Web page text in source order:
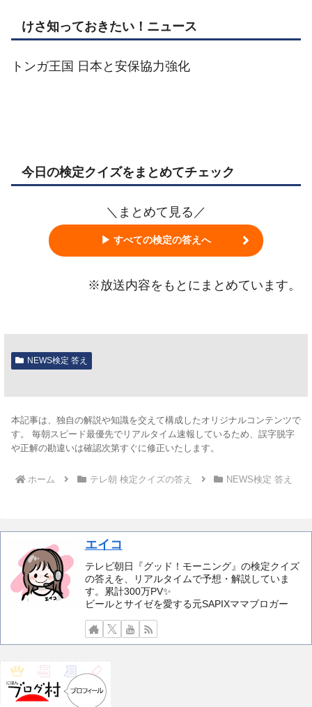
けさ知っておきたい！ニュース
トンガ王国 日本と安保協力強化
今日の検定クイズをまとめてチェック
＼まとめて見る／
▶ すべての検定の答えへ
※放送内容をもとにまとめています。
NEWS検定 答え
本記事は、独自の解説や知識を交えて構成したオリジナルコンテンツで
す。 毎朝スピード最優先でリアルタイム速報しているため、誤字脱字
や正解の勘違いは確認次第すぐに修正いたします。
ホーム テレ朝 検定クイズの答え NEWS検定 答え
エイコ
テレビ朝日『グッド！モーニング』の検定クイズ
の答えを、リアルタイムで予想・解説していま
す。累計300万PV✨️
ビールとサイゼを愛する元SAPIXママブロガー